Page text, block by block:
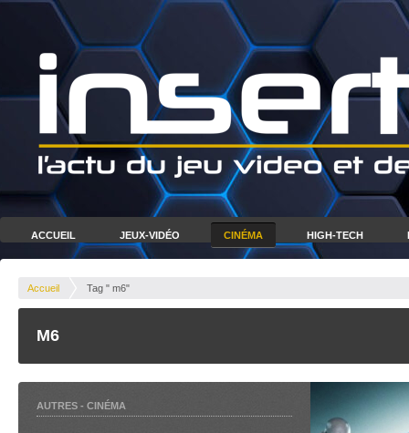
ACCUEIL JEUX-VIDÉO CINÉMA HIGH-TECH
Accueil Tag " m6"
M6
AUTRES - CINÉMA